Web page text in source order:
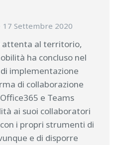
17 Settembre 2020
attenta al territorio,
ha concluso nel
implementazione
di collaborazione
e Teams
ai suoi collaboratori
i propri strumenti di
e di disporre